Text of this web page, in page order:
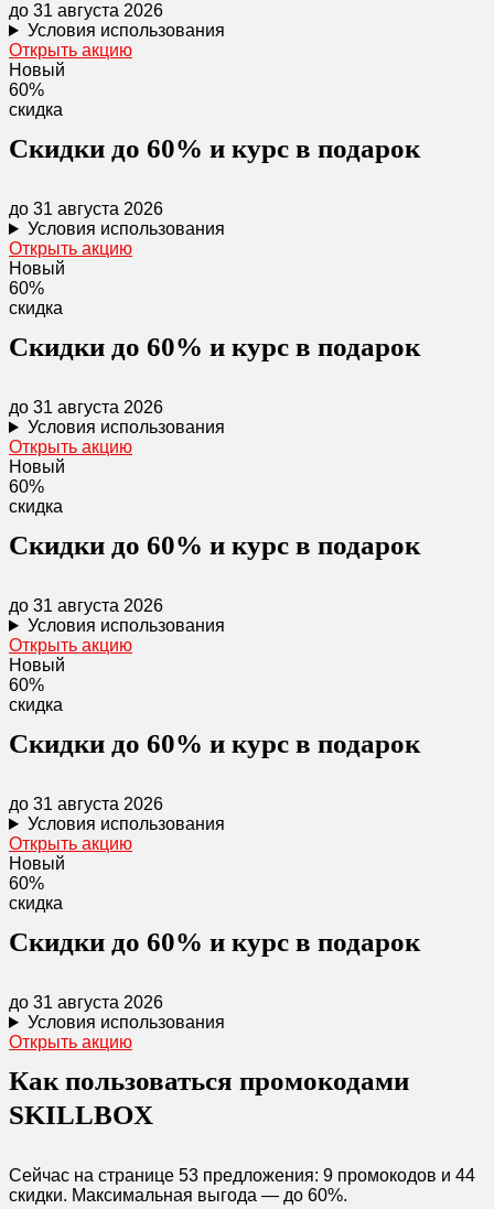
до 31 августа 2026
Условия использования
Открыть акцию
Новый
60%
скидка
Скидки до 60% и курс в подарок
до 31 августа 2026
Условия использования
Открыть акцию
Новый
60%
скидка
Скидки до 60% и курс в подарок
до 31 августа 2026
Условия использования
Открыть акцию
Новый
60%
скидка
Скидки до 60% и курс в подарок
до 31 августа 2026
Условия использования
Открыть акцию
Новый
60%
скидка
Скидки до 60% и курс в подарок
до 31 августа 2026
Условия использования
Открыть акцию
Новый
60%
скидка
Скидки до 60% и курс в подарок
до 31 августа 2026
Условия использования
Открыть акцию
Как пользоваться промокодами
SKILLBOX
Сейчас на странице 53 предложения: 9 промокодов и 44
скидки. Максимальная выгода — до 60%.